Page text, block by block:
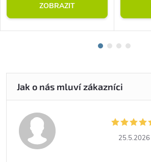
ZOBRAZIT
25.5.2026